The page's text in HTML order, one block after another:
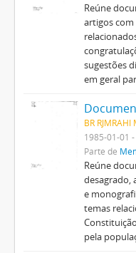
Reúne
artigos com
sugestões
em geral
BR
1985-01-01
Parte de
Reúne
desagrado,
e
temas
pela